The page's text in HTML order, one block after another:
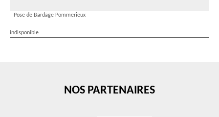
Pose de Bardage Pommerieux
indisponible
NOS PARTENAIRES